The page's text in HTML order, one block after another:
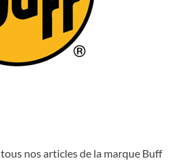
nos articles de la marque Buff